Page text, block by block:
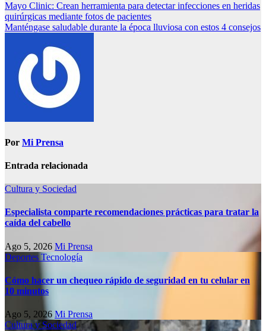
Mayo Clinic: Crean herramienta para detectar infecciones en heridas
quirúrgicas mediante fotos de pacientes
Manténgase saludable durante la época lluviosa con estos 4 consejos
Por Mi Prensa
Entrada relacionada
Cultura y Sociedad
Especialista comparte recomendaciones prácticas para tratar la
caída del cabello
Ago 5, 2026 Mi Prensa
Deportes Tecnología
Cómo hacer un chequeo rápido de seguridad en tu celular en
10 minutos
Ago 5, 2026 Mi Prensa
Cultura y Sociedad